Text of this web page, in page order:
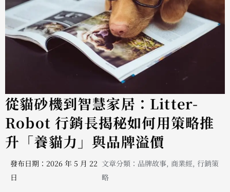
從貓砂機到智慧家居：Litter-
Robot 行銷長揭秘如何用策略推
升「養貓力」與品牌溢價
發布日期：2026 年 5 月 22
日
文章分類： 品牌故事, 商業經, 行銷策
略